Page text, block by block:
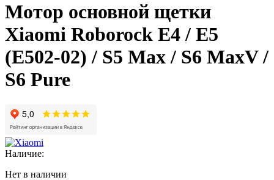
Мотор основной щетки
Xiaomi Roborock E4 / E5
(E502-02) / S5 Max / S6 MaxV /
S6 Pure
Наличие:
Нет в наличии